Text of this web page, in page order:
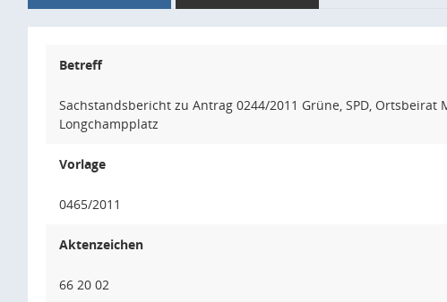
Betreff
Sachstandsbericht zu Antrag 0244/2011 Grüne, SPD,
Longchampplatz
Vorlage
0465/2011
Aktenzeichen
66 20 02